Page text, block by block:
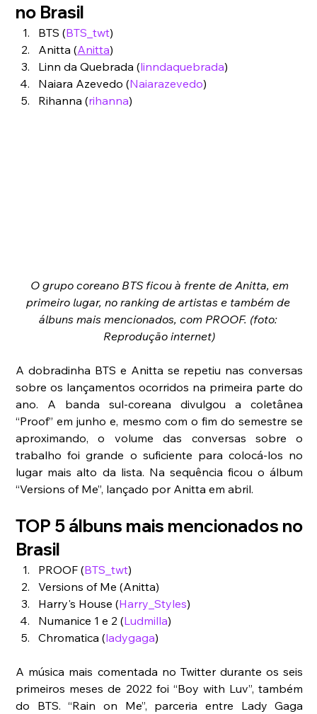
no Brasil
BTS (BTS_twt)
Anitta (Anitta)
Linn da Quebrada (linndaquebrada)
Naiara Azevedo (Naiarazevedo)
Rihanna (rihanna)
primeiro lugar, no ranking de artistas e também de
álbuns mais mencionados, com PROOF. (foto:
Reprodução internet)
A dobradinha BTS e Anitta se repetiu nas conversas
sobre os lançamentos ocorridos na primeira parte do
ano. A banda sul-coreana divulgou a coletânea
“Proof” em junho e, mesmo com o fim do semestre se
aproximando, o volume das conversas sobre o
trabalho foi grande o suficiente para colocá-los no
lugar mais alto da lista. Na sequência ficou o álbum
“Versions of Me”, lançado por Anitta em abril.
TOP 5 álbuns mais mencionados no
Brasil
PROOF (BTS_twt)
Versions of Me (Anitta)
Harry's House (Harry_Styles)
Numanice 1 e 2 (Ludmilla)
Chromatica (ladygaga)
A música mais comentada no Twitter durante os seis
primeiros meses de 2022 foi “Boy with Luv”, também
do BTS. “Rain on Me”, parceria entre Lady Gaga